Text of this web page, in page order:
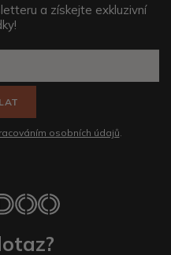
a získejte exkluzivní
osobních údajů